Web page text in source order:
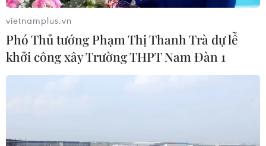
tim lỗi '
07/08/2026 04:03
Hà Nội cảnh báo về việc sử dụng tế
vietnamplus.vn
Phó Thủ tướng Phạm Thị Thanh Trà dự lễ
khởi công xây Trường THPT Nam Đàn 1